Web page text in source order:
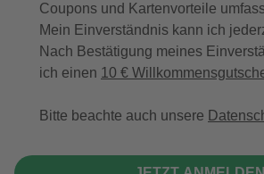
Coupons und Kartenvorteile
Mein Einverständnis kann ich
Nach Bestätigung meines
ich einen 10 €
Bitte beachte auch unsere